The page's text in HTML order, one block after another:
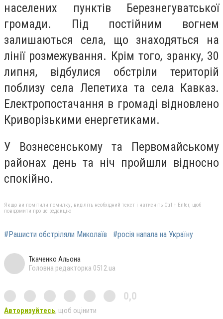
населених пунктів Березнегуватської
громади. Під постійним вогнем
залишаються села, що знаходяться на
лінії розмежування. Крім того, зранку, 30
липня, відбулися обстріли територій
поблизу села Лепетиха та села Кавказ.
Електропостачання в громаді відновлено
Криворізькими енергетиками.
У Вознесенському та Первомайському
районах день та ніч пройшли відносно
спокійно.
Якщо ви помітили помилку, виділіть необхідний текст і натисніть Ctrl + Enter, щоб
повідомити про це редакцію
#Рашисти обстріляли Миколаїв #росія напала на Україну
Ткаченко Альона
Головна редакторка 0512.ua
0,0
Авторизуйтесь, щоб оцінити